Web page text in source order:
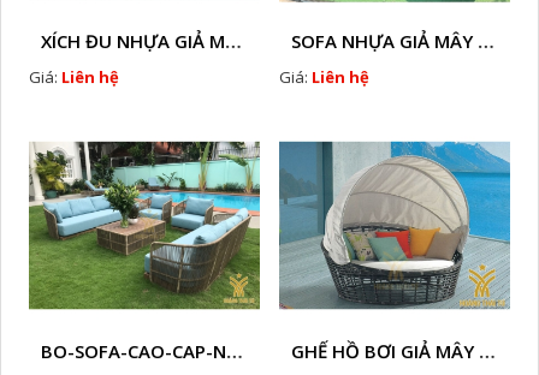
XÍCH ĐU NHỰA GIẢ MÂY HTT - XD43
Giá: Liên hệ
SOFA NHỰA GIẢ MÂY HTT - SG7
Giá: Liên hệ
BO-SOFA-CAO-CAP-NHUA-GIA-MAY-HTT - S88 GHẾ HỒ BƠI GIẢ MÂY HTT - B36